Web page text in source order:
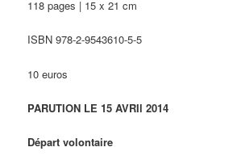
118 pages | 15 x 21 cm
ISBN 978-2-9543610-5-5
10 euros
PARUTION LE 15 AVRIl 2014
Départ volontaire